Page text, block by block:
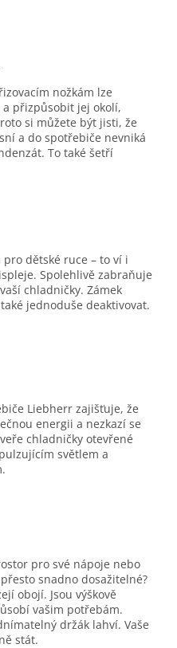
nožkám lze
přizpůsobit jej okolí,
si můžete být jisti, že
a do spotřebiče nevniká
To také šetří
dětské ruce – to ví i
Spolehlivě zabraňuje
chladničky. Zámek
jednoduše deaktivovat.
Liebherr zajišťuje, že
energii a nezkazí se
chladničky otevřené
světlem a
pro své nápoje nebo
snadno dosažitelné?
obojí. Jsou výškově
vašim potřebám.
držák lahví. Vaše
stát.